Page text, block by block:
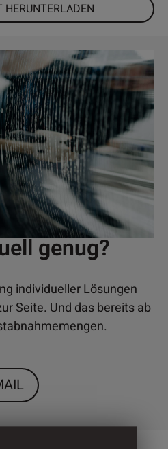
HERUNTERLADEN
genug?
individueller Lösungen
Seite. Und das bereits ab